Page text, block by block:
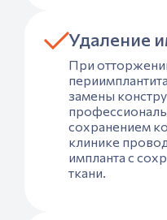
Удаление
При
замены
сохранением
клинике
импланта с
ткани.